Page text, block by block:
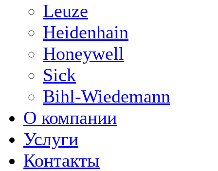
Leuze
Heidenhain
Honeywell
Sick
Bihl-Wiedemann
О компании
Услуги
Контакты